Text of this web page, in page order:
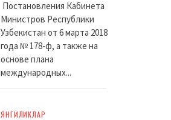
Постановления Кабинета
Министров Республики
Узбекистан от 6 марта 2018
года № 178-ф, а также на
основе плана
международных...
ЯНГИЛИКЛАР